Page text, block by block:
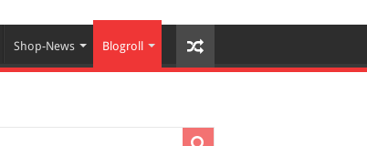
Shop-News Blogroll